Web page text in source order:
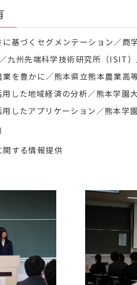
に基づくセグメンテーション／
九州先端科学技術研究所（ISIT
を豊かに／熊本県立熊本農業高
した地域経済の分析／熊本学園
したアプリケーション／熊本学
する情報提供